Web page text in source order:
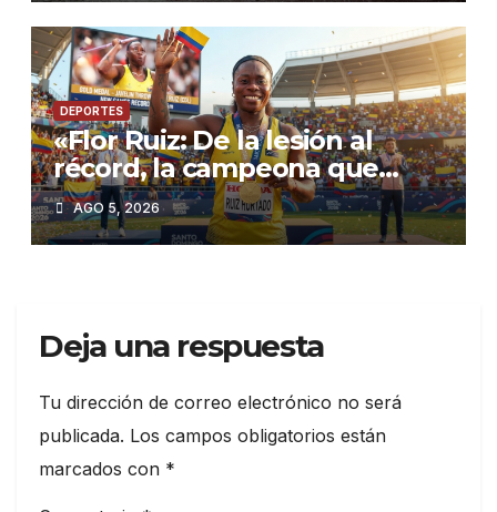
DEPORTES
«Flor Ruiz: De la lesión al
récord, la campeona que
inspiró a Colombia en Santo
Domingo 2026»
AGO 5, 2026
Deja una respuesta
Tu dirección de correo electrónico no será
publicada. Los campos obligatorios están
marcados con *